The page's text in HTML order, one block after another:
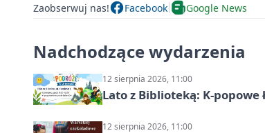
Zaobserwuj nas! Facebook Google News
Nadchodzące wydarzenia
12 sierpnia 2026, 11:00
Lato z Biblioteką: K-
12 sierpnia 2026, 11:00